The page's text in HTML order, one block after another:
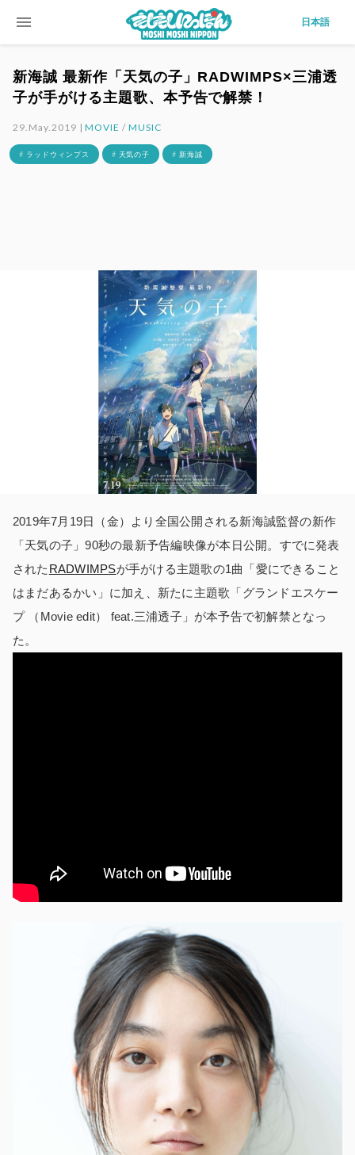
menu 日本語
新海誠 最新作「天気の子」RADWIMPS×三浦透
子が手がける主題歌、本予告で解禁！
29.May.2019 |MOVIE /MUSIC
# ラッドウィンプス # 天気の子 # 新海誠
2019年7月19日（金）より全国公開される新海誠監督の新作
「天気の子」90秒の最新予告編映像が本日公開。すでに発表
された RADWIMPSが手がける主題歌の1曲「愛にできること
はまだあるかい」に加え、新たに主題歌「グランドエスケー
プ （Movie edit） feat.三浦透子」が本予告で初解禁となっ
た。